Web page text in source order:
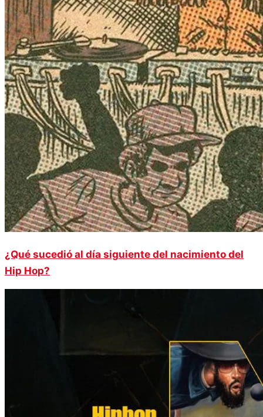
¿Qué sucedió al día siguiente del nacimiento del
Hip Hop?